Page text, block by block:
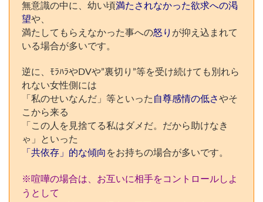
無意識の中に、幼い頃満たされなかった欲求への渇
望や、
満たしてもらえなかった事への怒り が抑え込まれて
いる場合が多いです。
逆に、ﾓﾗﾊﾗやDVや”裏切り”等を受け続けても別れら
れない女性側には
「私のせいなんだ」等といった 自尊感情の低さやそ
こから来る
「この人を見捨てる私はダメだ。だから助けなき
ゃ」といった
「共依存」的な傾向 をお持ちの場合が多いです。
※喧嘩の場合は、お互いに相手をコントロールしよ
うとして